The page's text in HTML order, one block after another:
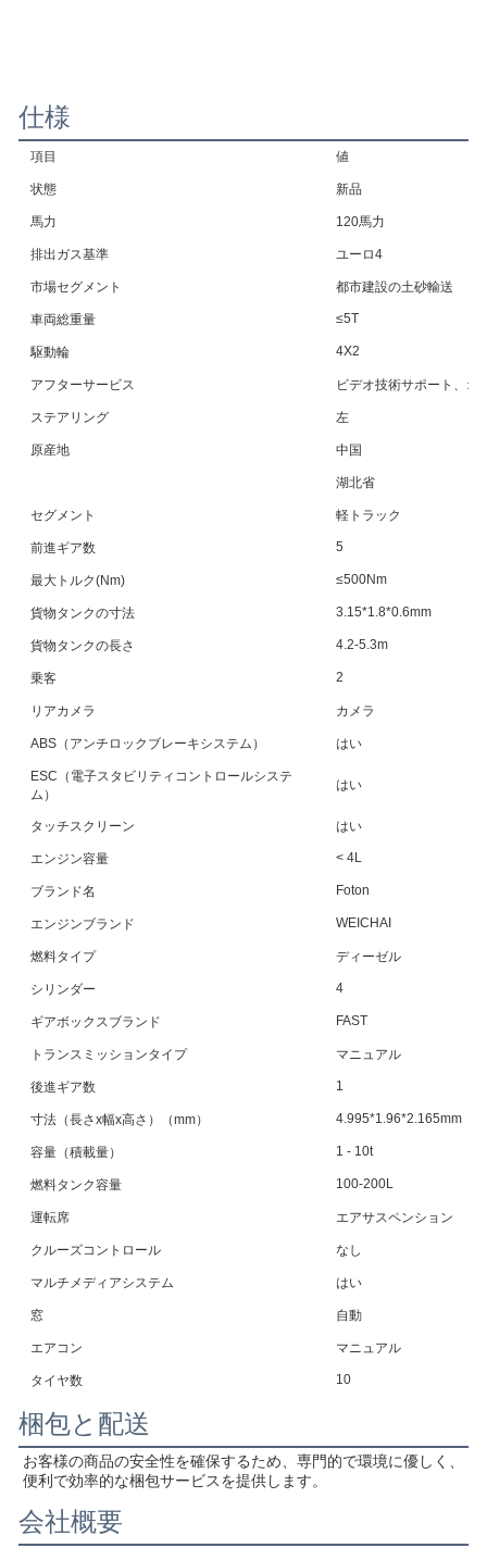
仕様
項目 値
状態 新品
馬力 120馬力
排出ガス基準 ユーロ4
市場セグメント 都市建設の土砂輸送
車両総重量 ≤5T
駆動輪 4X2
アフターサービス ビデオ技術サポート、オ
ステアリング 左
原産地 中国
湖北省
セグメント 軽トラック
前進ギア数 5
最大トルク(Nm) ≤500Nm
貨物タンクの寸法 3.15*1.8*0.6mm
貨物タンクの長さ 4.2-5.3m
乗客 2
リアカメラ カメラ
ABS（アンチロックブレーキシステム） はい
ESC（電子スタビリティコントロールシステ
ム）
はい
タッチスクリーン はい
エンジン容量 < 4L
ブランド名 Foton
エンジンブランド WEICHAI
燃料タイプ ディーゼル
シリンダー 4
ギアボックスブランド FAST
トランスミッションタイプ マニュアル
後進ギア数 1
寸法（長さx幅x高さ）（mm） 4.995*1.96*2.165mm
容量（積載量） 1 - 10t
燃料タンク容量 100-200L
運転席 エアサスペンション
クルーズコントロール なし
マルチメディアシステム はい
窓 自動
エアコン マニュアル
タイヤ数 10
梱包と配送
お客様の商品の安全性を確保するため、専門的で環境に優しく、
便利で効率的な梱包サービスを提供します。
会社概要